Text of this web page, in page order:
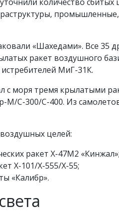
«Шахедами». Все 35
ракет воздушного
МиГ-31К.
с моря тремя крылатыми
М/С-300/С-400. Из
целей:
ракет Х-47М2 «Кинжал»;
Х-101/Х-555/Х-55;
«Калибр».